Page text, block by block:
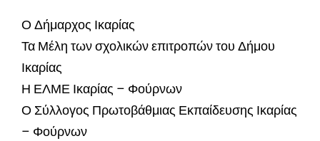
Ο Δήμαρχος Ικαρίας
Τα Μέλη των σχολικών επιτροπών του Δήμου
Ικαρίας
Η ΕΛΜΕ Ικαρίας – Φούρνων
Ο Σύλλογος Πρωτοβάθμιας Εκπαίδευσης Ικαρίας
– Φούρνων